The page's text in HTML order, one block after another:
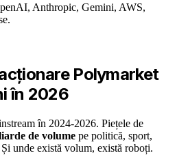
Anthropic, Gemini, AWS,
Polymarket
în 2026
în 2024-2026. Piețele de
de volume pe politică, sport,
unde există volum, există roboți.